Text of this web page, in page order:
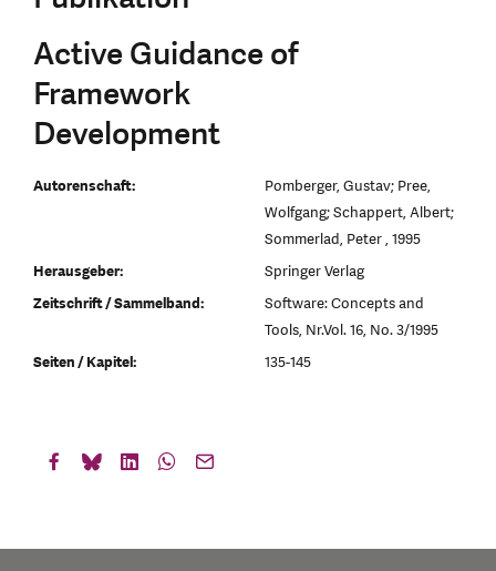
Active Guidance of
Framework
Development
Autorenschaft:
Pomberger, Gustav; Pree,
Wolfgang; Schappert, Albert;
Sommerlad, Peter , 1995
Herausgeber:
Springer Verlag
Zeitschrift / Sammelband:
Software: Concepts and
Tools, Nr.Vol. 16, No. 3/1995
Seiten / Kapitel:
135-145